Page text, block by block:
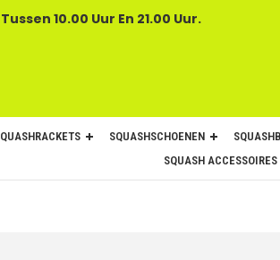
10.00 Uur En 21.00 Uur.
SQUASHSCHOENEN
SQUASH ACCESSOIRES